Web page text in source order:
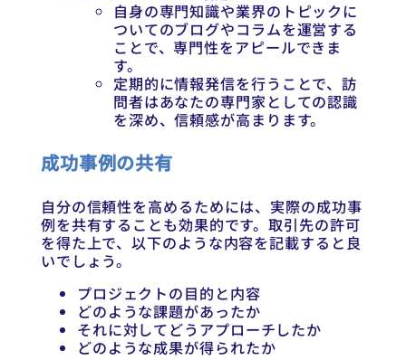
自身の専門知識や業界のトピックに
ついてのブログやコラムを運営する
ことで、専門性をアピールできま
す。
定期的に情報発信を行うことで、訪
問者はあなたの専門家としての認識
を深め、信頼感が高まります。
成功事例の共有
自分の信頼性を高めるためには、実際の成功事
例を共有することも効果的です。取引先の許可
を得た上で、以下のような内容を記載すると良
いでしょう。
プロジェクトの目的と内容
どのような課題があったか
それに対してどうアプローチしたか
どのような成果が得られたか